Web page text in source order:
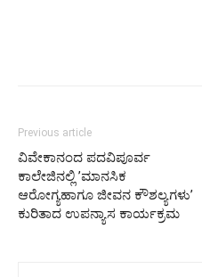
Previous article
ವಿವೇಕಾನಂದ ಪದವಿಪೂರ್ವ
ಕಾಲೇಜಿನಲ್ಲಿ ʼಮಾನಸಿಕ
ಆರೋಗ್ಯಹಾಗೂ ಜೀವನ ಕೌಶಲ್ಯಗಳುʼ
ಕುರಿತಾದ ಉಪನ್ಯಾಸ ಕಾರ್ಯಕ್ರಮ